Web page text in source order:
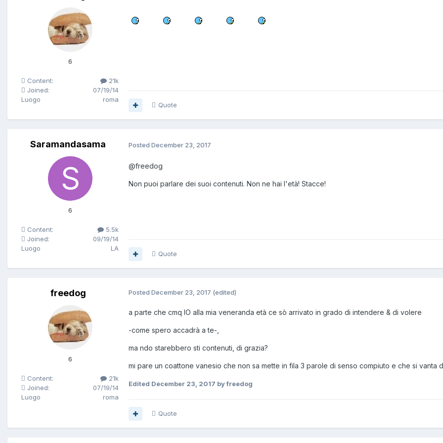
6
Content:
21k
Joined:
07/19/14
Luogo
roma
Quote
Saramandasama
6
Content:
5.5k
Joined:
09/19/14
Luogo
LA
Posted December 23, 2017
@freedog
Non puoi parlare dei suoi contenuti. Non ne hai l'età! Stacce!
Quote
freedog
6
Content:
21k
Joined:
07/19/14
Luogo
roma
Posted December 23, 2017 (edited)
a parte che cmq IO alla mia veneranda età ce sò arrivato in grado di intendere & di volere
-come spero accadrà a te-,
ma ndo starebbero sti contenuti, di grazia?
mi pare un coattone vanesio che non sa mette in fila 3 parole di senso compiuto e che si vanta
Edited December 23, 2017 by freedog
Quote